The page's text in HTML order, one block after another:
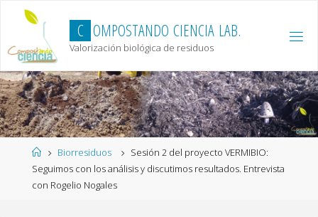
content
C OMPOSTANDO CIENCIA LAB.
Valorización biológica de residuos
HomeBiorresiduos
Sesión 2 del proyecto VERMIBIO:
Seguimos con los análisis y discutimos resultados. Entrevista
con Rogelio Nogales